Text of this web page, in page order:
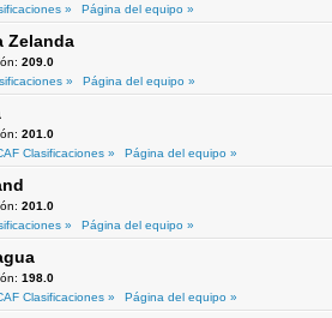
»
Página del equipo »
Zelanda
209.0
»
Página del equipo »
201.0
Clasificaciones »
Página del equipo »
201.0
»
Página del equipo »
198.0
Clasificaciones »
Página del equipo »